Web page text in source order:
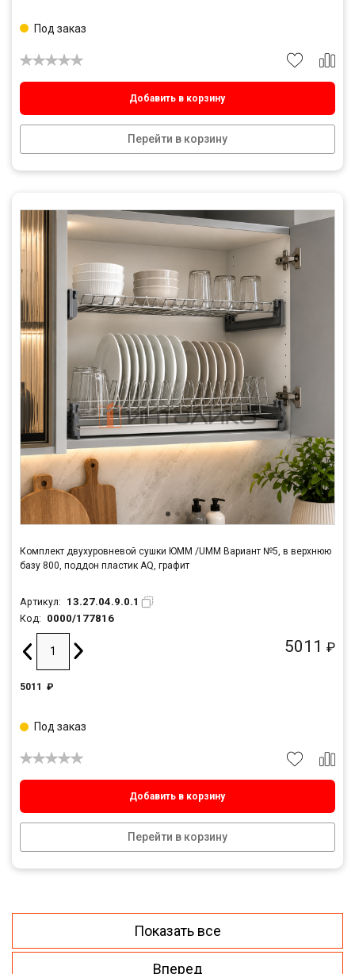
Добавить в корзину
Перейти в корзину
Под заказ
Комплект двухуровневой сушки ЮММ /UMM Вариант №5, в верхнюю
базу 800, поддон пластик AQ, графит
Артикул: 13.27.04.9.0.1
Код: 0000/177816
5011 ₽
5011 ₽
Добавить в корзину
Перейти в корзину
Под заказ
Показать все
Вперед